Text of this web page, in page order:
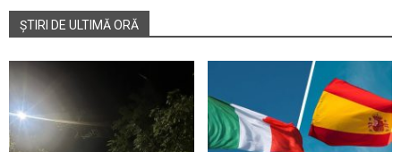
ȘTIRI DE ULTIMĂ ORĂ